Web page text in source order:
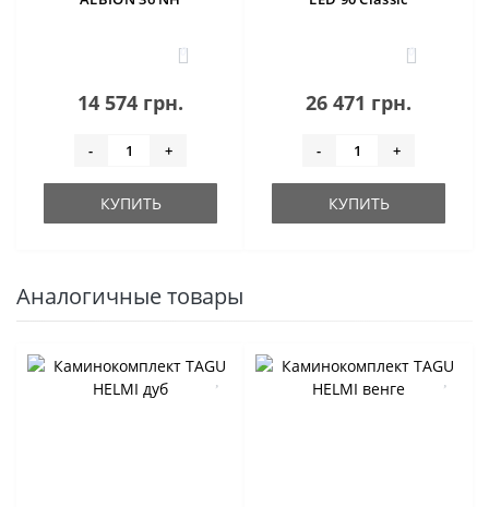
0
14 574 грн.
- +
КУПИТЬ
0
26 471 грн.
- +
КУПИТЬ
Аналогичные товары